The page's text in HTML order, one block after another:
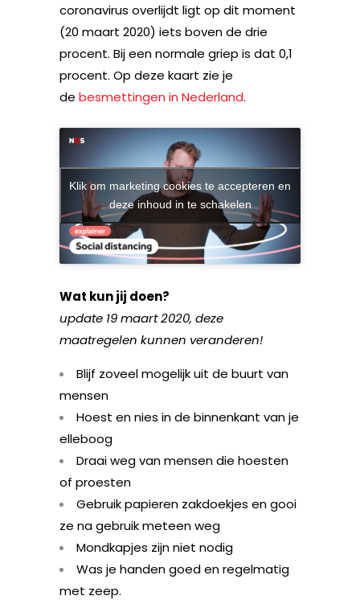
coronavirus overlijdt ligt op dit moment
(20 maart 2020) iets boven de drie
procent. Bij een normale griep is dat 0,1
procent. Op deze kaart zie je
de besmettingen in Nederland.
Klik om marketing cookies te accepteren en
deze inhoud in te schakelen
Wat kun jij doen?
update 19 maart 2020, deze
maatregelen kunnen veranderen!
Blijf zoveel mogelijk uit de buurt van
mensen
Hoest en nies in de binnenkant van je
elleboog
Draai weg van mensen die hoesten
of proesten
Gebruik papieren zakdoekjes en gooi
ze na gebruik meteen weg
Mondkapjes zijn niet nodig
Was je handen goed en regelmatig
met zeep.